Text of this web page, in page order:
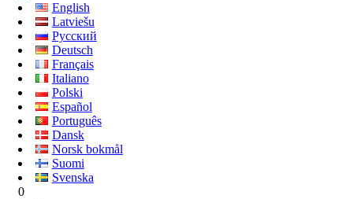
English
Latviešu
Русский
Deutsch
Français
Italiano
Polski
Español
Português
Dansk
Norsk bokmål
Suomi
Svenska
0